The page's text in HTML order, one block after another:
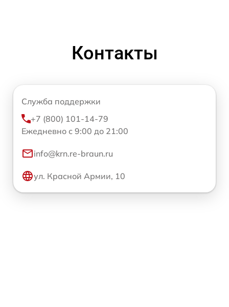
Контакты
Служба поддержки
+7 (800) 101-14-79
Ежедневно с 9:00 до 21:00
info@krn.re-braun.ru
ул. Красной Армии, 10